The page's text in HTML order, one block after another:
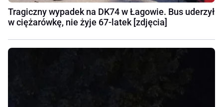
Tragiczny wypadek na DK74 w Łagowie. Bus uderzył
w ciężarówkę, nie żyje 67-latek [zdjęcia]